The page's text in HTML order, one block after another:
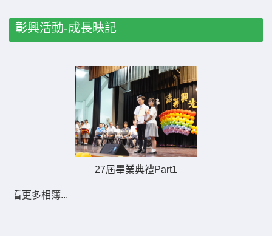
彰興活動-成長映記
27屆畢業典禮Part1
看更多相簿...